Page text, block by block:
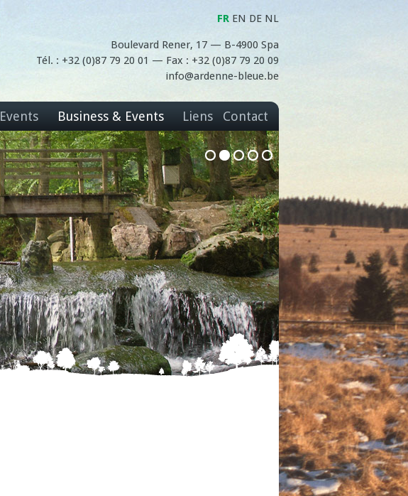
FR EN DE NL
Boulevard Rener, 17 — B-4900 Spa
Tél. : +32 (0)87 79 20 01 — Fax : +32 (0)87 79 20 09
info@ardenne-bleue.be
Events Business & Events Liens Contact